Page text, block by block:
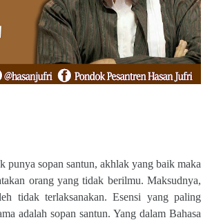
punya sopan santun, akhlak yang baik maka
orang yang tidak berilmu. Maksudnya,
tidak terlaksanakan. Esensi yang paling
adalah sopan santun. Yang dalam Bahasa